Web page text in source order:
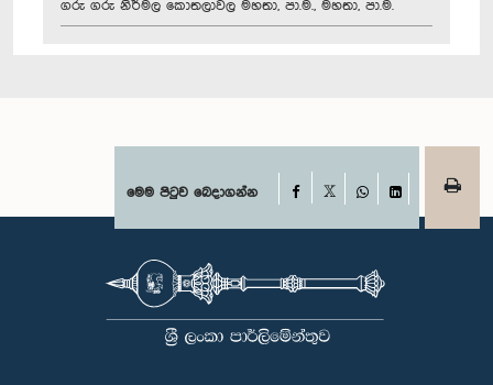
ගරු ගරු නිර්මල කොතලාවල මහතා, පා.ම., මහතා, පා.ම.
මෙම පිටුව බෙදාගන්න Facebook
WhatsAppLinkedIn